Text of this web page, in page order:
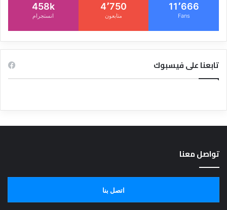
11٬666
Fans
4٬750
متابعون
458k
انستجرام
تابعنا على فيسبوك
تواصل معنا
اتصل بنا